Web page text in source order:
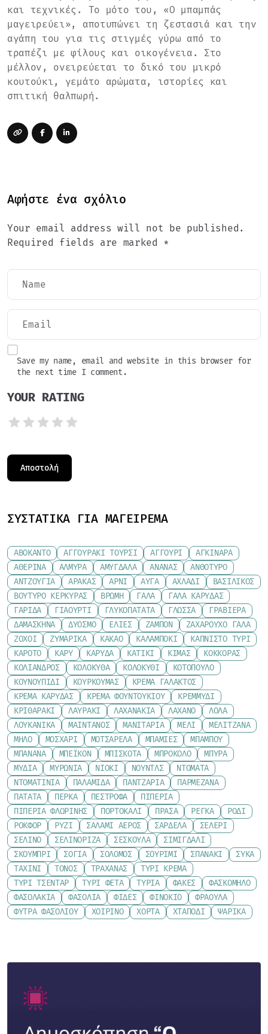
και τεχνικές. Το μότο του, «Ο μπαμπάς
μαγειρεύει», αποτυπώνει τη ζεστασιά και την
αγάπη του για τις στιγμές γύρω από το
τραπέζι με φίλους και οικογένεια. Στο
μέλλον, ονειρεύεται το δικό του μικρό
κουτούκι, γεμάτο αρώματα, ιστορίες και
σπιτική θαλπωρή.
Αφήστε ένα σχόλιο
Your email address will not be published.
Required fields are marked *
Save my name, email and website in this browser for
the next time I comment.
YOUR RATING
ΣΥΣΤΑΤΙΚΆ ΓΙΑ ΜΑΓΕΊΡΕΜΑ
ΑΒΟΚΆΝΤΟ ΑΓΓΟΥΡΆΚΙ ΤΟΥΡΣΊ ΑΓΓΟΎΡΙ
ΑΓΚΙΝΆΡΑ
ΑΘΕΡΊΝΑ
ΑΛΜΎΡΑ ΑΜΎΓΔΑΛΑ ΑΝΑΝΆΣ
ΑΝΘΌΤΥΡΟ
ΑΝΤΖΟΎΓΙΑ
ΑΡΑΚΆΣ ΑΡΝΊ ΑΥΓΆ ΑΧΛΆΔΙ
ΒΑΣΙΛΙΚΌΣ
ΒΟΎΤΥΡΟ ΚΕΡΚΎΡΑΣ
ΒΡΏΜΗ ΓΆΛΑ
ΓΆΛΑ ΚΑΡΎΔΑΣ
ΓΑΡΊΔΑ
ΓΙΑΟΎΡΤΙ ΓΛΥΚΟΠΑΤΆΤΑ ΓΛΏΣΣΑ
ΓΡΑΒΙΈΡΑ
ΔΑΜΆΣΚΗΝΑ
ΔΥΌΣΜΟ ΕΛΙΈΣ ΖΑΜΠΌΝ
ΖΑΧΑΡΟΎΧΟ ΓΆΛΑ
ΖΟΧΟΊ
ΖΥΜΑΡΙΚΆ ΚΑΚΆΟ ΚΑΛΑΜΠΌΚΙ
ΚΑΠΝΙΣΤΌ ΤΥΡΊ
ΚΑΡΌΤΟ
ΚΆΡΥ ΚΑΡΎΔΑ ΚΑΤΊΚΙ ΚΙΜΆΣ
ΚΌΚΚΟΡΑΣ
ΚΌΛΙΑΝΔΡΟΣ
ΚΟΛΟΚΎΘΑ ΚΟΛΟΚΎΘΙ
ΚΟΤΌΠΟΥΛΟ
ΚΟΥΝΟΥΠΊΔΙ
ΚΟΥΡΚΟΥΜΆΣ
ΚΡΈΜΑ ΓΆΛΑΚΤΟΣ
ΚΡΈΜΑ ΚΑΡΎΔΑΣ
ΚΡΈΜΑ ΦΟΥΝΤΟΥΚΙΟΎ
ΚΡΕΜΜΎΔΙ
ΚΡΙΘΑΡΆΚΙ
ΛΑΥΡΆΚΙ ΛΑΧΑΝΆΚΙΑ ΛΆΧΑΝΟ
ΛΌΛΑ
ΛΟΥΚΆΝΙΚΑ
ΜΑΙΝΤΑΝΌΣ ΜΑΝΙΤΆΡΙΑ ΜΈΛΙ
ΜΕΛΙΤΖΆΝΑ
ΜΉΛΟ
ΜΟΣΧΆΡΙ ΜΟΤΣΑΡΈΛΑ ΜΠΆΜΙΕΣ
ΜΠΑΜΠΟΎ
ΜΠΑΝΆΝΑ
ΜΠΈΙΚΟΝ ΜΠΙΣΚΌΤΑ ΜΠΡΌΚΟΛΟ
ΜΠΎΡΑ
ΜΎΔΙΑ
ΜΥΡΏΝΙΑ ΝΙΌΚΙ ΝΟΎΝΤΛΣ
ΝΤΟΜΆΤΑ
ΝΤΟΜΑΤΊΝΙΑ
ΠΑΛΑΜΊΔΑ ΠΑΝΤΖΆΡΙΑ
ΠΑΡΜΕΖΆΝΑ
ΠΑΤΆΤΑ
ΠΈΡΚΑ ΠΈΣΤΡΟΦΑ
ΠΙΠΕΡΙΆ
ΠΙΠΕΡΙΆ ΦΛΩΡΊΝΗΣ
ΠΟΡΤΟΚΆΛΙ ΠΡΆΣΑ ΡΈΓΚΑ
ΡΌΔΙ
ΡΟΚΦΌΡ
ΡΎΖΙ ΣΑΛΆΜΙ ΑΈΡΟΣ ΣΑΡΔΈΛΑ
ΣΈΛΕΡΙ
ΣΈΛΙΝΟ
ΣΕΛΙΝΌΡΙΖΑ ΣΈΣΚΟΥΛΑ
ΣΙΜΙΓΔΆΛΙ
ΣΚΟΥΜΠΡΊ
ΣΌΓΙΑ ΣΟΛΟΜΌΣ ΣΟΥΡΊΜΙ ΣΠΑΝΆΚΙ
ΣΎΚΑ
ΤΑΧΊΝΙ
ΤΌΝΟΣ ΤΡΑΧΑΝΆΣ
ΤΥΡΊ ΚΡΈΜΑ
ΤΥΡΊ ΤΣΈΝΤΑΡ
ΤΥΡΊ ΦΈΤΑ ΤΥΡΙΆ ΦΑΚΈΣ
ΦΑΣΚΌΜΗΛΟ
ΦΑΣΟΛΆΚΙΑ
ΦΑΣΌΛΙΑ ΦΙΔΈΣ ΦΙΝΌΚΙΟ
ΦΡΆΟΥΛΑ
ΦΎΤΡΑ ΦΑΣΟΛΙΟΎ
ΧΟΙΡΙΝΌ ΧΌΡΤΑ ΧΤΑΠΌΔΙ ΨΑΡΙΚΆ